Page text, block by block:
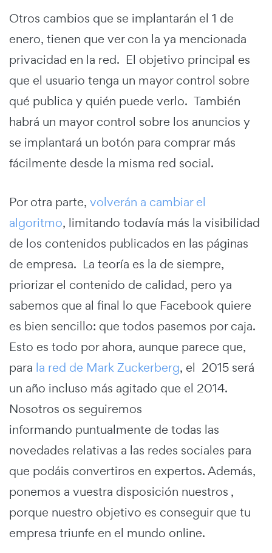
Otros cambios que se implantarán el 1 de
enero, tienen que ver con la ya mencionada
privacidad en la red. El objetivo principal es
que el usuario tenga un mayor control sobre
qué publica y quién puede verlo. También
habrá un mayor control sobre los anuncios y
se implantará un botón para comprar más
fácilmente desde la misma red social.
Por otra parte, volverán a cambiar el
algoritmo, limitando todavía más la visibilidad
de los contenidos publicados en las páginas
de empresa. La teoría es la de siempre,
priorizar el contenido de calidad, pero ya
sabemos que al final lo que Facebook quiere
es bien sencillo: que todos pasemos por caja.
Esto es todo por ahora, aunque parece que,
para la red de Mark Zuckerberg, el 2015 será
un año incluso más agitado que el 2014.
Nosotros os seguiremos
informando puntualmente de todas las
novedades relativas a las redes sociales para
que podáis convertiros en expertos. Además,
ponemos a vuestra disposición nuestros ,
porque nuestro objetivo es conseguir que tu
empresa triunfe en el mundo online.